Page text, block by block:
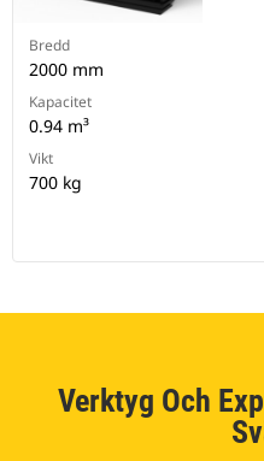
Bredd
2000 mm
Kapacitet
0.94 m³
Vikt
700 kg
Verktyg Och